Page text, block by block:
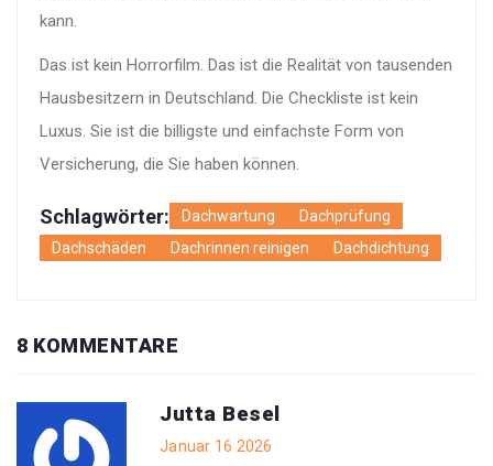
kann.
Das ist kein Horrorfilm. Das ist die Realität von tausenden
Hausbesitzern in Deutschland. Die Checkliste ist kein
Luxus. Sie ist die billigste und einfachste Form von
Versicherung, die Sie haben können.
Schlagwörter: Dachwartung
Dachprüfung
Dachschäden
Dachrinnen reinigen Dachdichtung
8 KOMMENTARE
Jutta Besel
Januar 16 2026